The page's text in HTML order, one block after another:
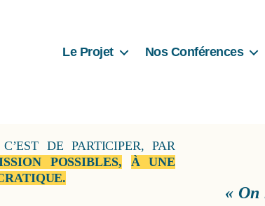
Le Projet Nos Conférences
DE PARTICIPER, PAR
POSSIBLES,
À UNE
« On